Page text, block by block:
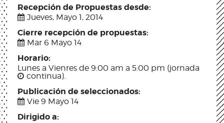
Recepción de Propuestas desde:
Jueves, Mayo 1, 2014
Cierre recepción de propuestas:
Mar 6 Mayo 14
Horario:
Lunes a Vienres de 9:00 am a 5:00 pm (jornada
continua).
Publicación de seleccionados:
Vie 9 Mayo 14
Dirigido a: